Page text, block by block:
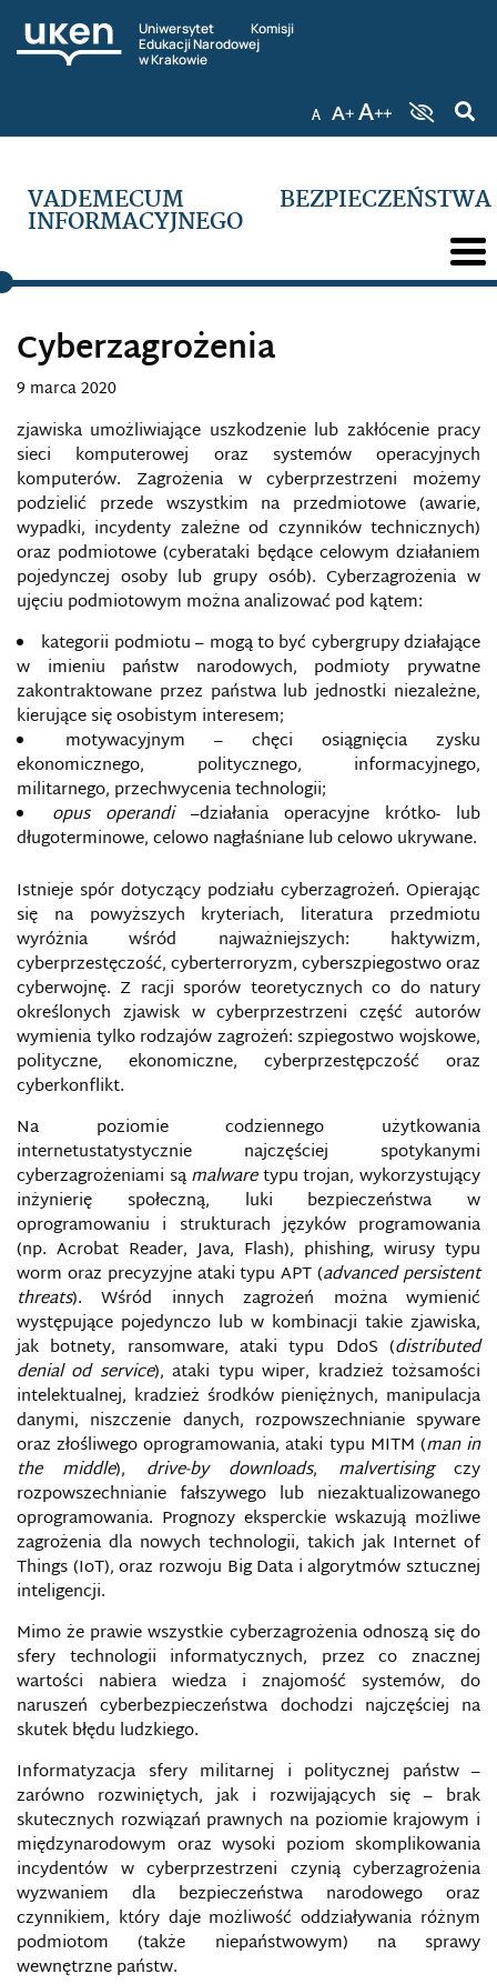
Uniwersytet Komisji
Edukacji Narodowej
w Krakowie
VADEMECUM BEZPIECZEŃSTWA
INFORMACYJNEGO
Cyberzagrożenia
9 marca 2020
zjawiska umożliwiające uszkodzenie lub zakłócenie pracy
sieci komputerowej oraz systemów operacyjnych
komputerów. Zagrożenia w cyberprzestrzeni możemy
podzielić przede wszystkim na przedmiotowe (awarie,
wypadki, incydenty zależne od czynników technicznych)
oraz podmiotowe (cyberataki będące celowym działaniem
pojedynczej osoby lub grupy osób). Cyberzagrożenia w
ujęciu podmiotowym można analizować pod kątem:
kategorii podmiotu – mogą to być cybergrupy działające
w imieniu państw narodowych, podmioty prywatne
zakontraktowane przez państwa lub jednostki niezależne,
kierujące się osobistym interesem;
motywacyjnym – chęci osiągnięcia zysku
ekonomicznego, politycznego, informacyjnego,
militarnego, przechwycenia technologii;
opus operandi –działania operacyjne krótko- lub
długoterminowe, celowo nagłaśniane lub celowo ukrywane.
Istnieje spór dotyczący podziału cyberzagrożeń. Opierając
się na powyższych kryteriach, literatura przedmiotu
wyróżnia wśród najważniejszych: haktywizm,
cyberprzestęczość, cyberterroryzm, cyberszpiegostwo oraz
cyberwojnę. Z racji sporów teoretycznych co do natury
określonych zjawisk w cyberprzestrzeni część autorów
wymienia tylko rodzajów zagrożeń: szpiegostwo wojskowe,
polityczne, ekonomiczne, cyberprzestępczość oraz
cyberkonflikt.
Na poziomie codziennego użytkowania
internetustatystycznie najczęściej spotykanymi
cyberzagrożeniami sąmalwaretypu trojan, wykorzystujący
inżynierię społeczną, luki bezpieczeństwa w
oprogramowaniu i strukturach języków programowania
(np. Acrobat Reader, Java, Flash), phishing, wirusy typu
worm oraz precyzyjne ataki typu APT (advanced persistent
threats). Wśród innych zagrożeń można wymienić
występujące pojedynczo lub w kombinacji takie zjawiska,
jak botnety, ransomware, ataki typu DdoS (distributed
denial od service), ataki typu wiper, kradzież tożsamości
intelektualnej, kradzież środków pieniężnych, manipulacja
danymi, niszczenie danych, rozpowszechnianie spyware
oraz złośliwego oprogramowania, ataki typu MITM (man in
the middle), drive-by downloads, malvertisingczy
rozpowszechnianie fałszywego lub niezaktualizowanego
oprogramowania. Prognozy eksperckie wskazują możliwe
zagrożenia dla nowych technologii, takich jak Internet of
Things (IoT), oraz rozwoju Big Data i algorytmów sztucznej
inteligencji.
Mimo że prawie wszystkie cyberzagrożenia odnoszą się do
sfery technologii informatycznych, przez co znacznej
wartości nabiera wiedza i znajomość systemów, do
naruszeń cyberbezpieczeństwa dochodzi najczęściej na
skutek błędu ludzkiego.
Informatyzacja sfery militarnej i politycznej państw –
zarówno rozwiniętych, jak i rozwijających się – brak
skutecznych rozwiązań prawnych na poziomie krajowym i
międzynarodowym oraz wysoki poziom skomplikowania
incydentów w cyberprzestrzeni czynią cyberzagrożenia
wyzwaniem dla bezpieczeństwa narodowego oraz
czynnikiem, który daje możliwość oddziaływania różnym
podmiotom (także niepaństwowym) na sprawy
wewnętrzne państw.
AGENCJE PRASOWE (INFORMACYJNE)
AGRESJA ELEKTRONICZNA
ANALOGOWE MAPY WOJSKOWE
AS-SAHAB
ATAK INFORMACYJNY
AUDYT BEZPIECZEŃSTWA INFORMACJI
BARIERY INFORMACYJNE
BEZPIECZEŃSTWO DANYCH OSOBOWYCH
BEZPIECZEŃSTWO INFORMACJI NIEJAWNYCH
BEZPIECZEŃSTWO INFORMACJI WOJSKOWEJ
BEZPIECZEŃSTWO INFORMACYJNE
BEZPIECZEŃSTWO
TELEINFORMATYCZNE/TELEINFORMACYJNE
BEZPIECZEŃSTWO W KAMPANIACH WYBORCZYCH
W INTERNECIE
BEZPIECZEŃSTWO W MEDIACH
SPOŁECZNOŚCIOWYCH
BEZPIECZEŃSTWO W SIECI
BIAŁA, SZARA I CZARNA PROPAGANDA
BIAŁY WYWIAD
BIG DATA
BITWA WIELOOBSZAROWA
BIURO INFORMACJI I PRASY NATO
BLOKADA INFORMACYJNA
BOTNET
CAMBRIDGE ANALYTICA
CENTRUM ANALIZ PROPAGANDY I DEZINFORMACJI
CENTRUM DOSKONALENIA OBRONY PRZED
CYBERATAKAMI
CENTRUM EKSPERCKIE NATO DS. KOMUNIKACJI
STRATEGICZNEJ
CENZURA
CERT
CLEAN IT PROJECT